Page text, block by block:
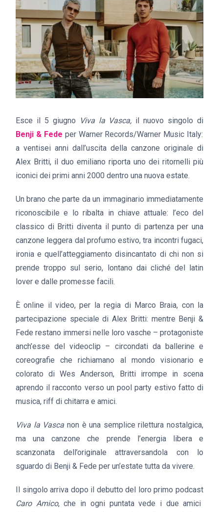
Esce il 5 giugno Viva la Vasca, il nuovo singolo di
Benji & Fede per Warner Records/Warner Music Italy:
a ventisei anni dall’uscita della canzone originale di
Alex Britti, il duo emiliano riporta uno dei ritornelli più
iconici dei primi anni 2000 dentro una nuova estate.
Un brano che parte da un immaginario immediatamente
riconoscibile e lo ribalta in chiave attuale: l’eco del
classico di Britti diventa il punto di partenza per una
canzone leggera dal profumo estivo, tra incontri fugaci,
ironia e quell’atteggiamento disincantato di chi non si
prende troppo sul serio, lontano dai cliché del latin
lover e dalle promesse facili.
È online il video, per la regia di Marco Braia, con la
partecipazione speciale di Alex Britti: mentre Benji &
Fede restano immersi nelle loro vasche – protagoniste
anch’esse del videoclip – circondati da ballerine e
coreografie che richiamano al mondo visionario e
colorato di Wes Anderson, Britti irrompe in scena
aprendo il racconto verso un pool party estivo fatto di
musica, riff di chitarra e amici.
Viva la Vasca non è una semplice rilettura nostalgica,
ma una canzone che prende l’energia libera e
scanzonata dell’originale attraversandola con lo
sguardo di Benji & Fede per un’estate tutta da vivere.
Il singolo arriva dopo il debutto del loro primo podcast
Caro Amico, che in ogni puntata vede i due amici